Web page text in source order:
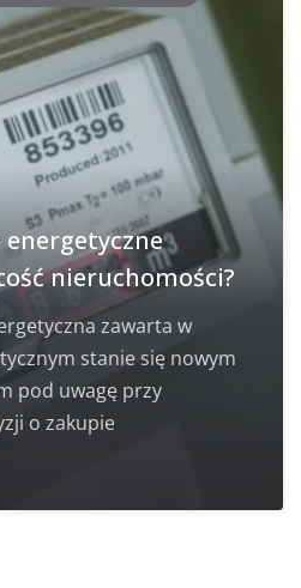
energetyczne
nieruchomości?
zawarta w
stanie się nowym
pod uwagę przy
o zakupie